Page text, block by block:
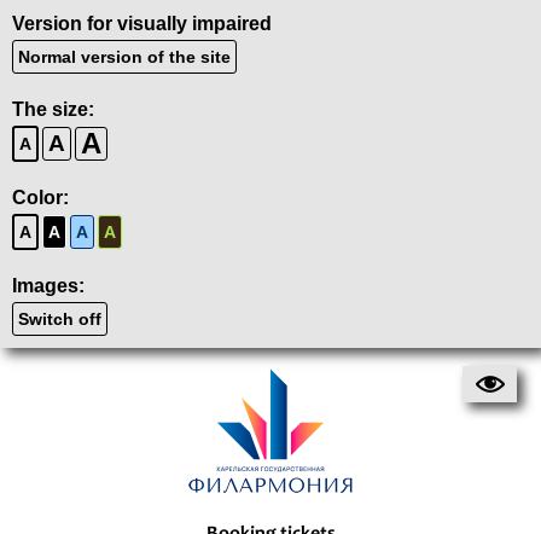
Version for visually impaired
Normal version of the site
The size:
A A A
Color:
A A A A
Images:
Switch off